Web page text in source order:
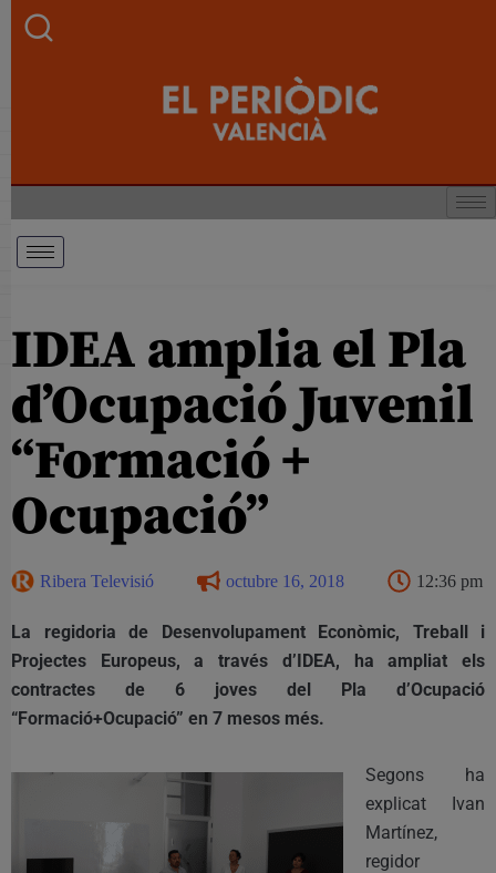
IDEA amplia el Pla
d’Ocupació Juvenil
“Formació +
Ocupació”
Ribera Televisió octubre 16, 2018 12:36 pm
La regidoria de Desenvolupament Econòmic, Treball i
Projectes Europeus, a través d’IDEA, ha ampliat els
contractes de 6 joves del Pla d’Ocupació
“Formació+Ocupació” en 7 mesos més.
Segons ha
explicat Ivan
Martínez,
regidor